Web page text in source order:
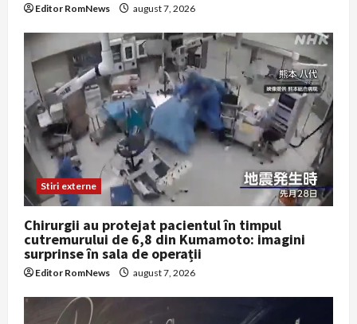
Editor RomNews august 7, 2026
Stiri externe
Chirurgii au protejat pacientul în timpul
cutremurului de 6,8 din Kumamoto: imagini
surprinse în sala de operații
Editor RomNews august 7, 2026